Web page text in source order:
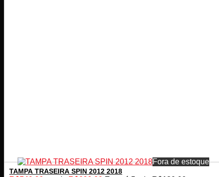
Fora de estoque
TAMPA TRASEIRA SPIN 2012 2018